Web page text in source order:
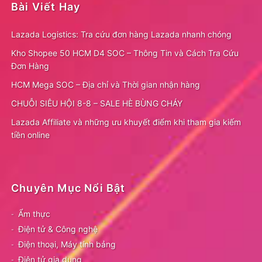
Bài Viết Hay
Lazada Logistics: Tra cứu đơn hàng Lazada nhanh chóng
Kho Shopee 50 HCM D4 SOC – Thông Tin và Cách Tra Cứu
Đơn Hàng
HCM Mega SOC – Địa chỉ và Thời gian nhận hàng
CHUỖI SIÊU HỘI 8-8 – SALE HÈ BÙNG CHÁY
Lazada Affiliate và những ưu khuyết điểm khi tham gia kiếm
tiền online
Chuyên Mục Nổi Bật
Ẩm thực
Điện tử & Công nghệ
Điện thoại, Máy tính bảng
Điện tử gia dụng